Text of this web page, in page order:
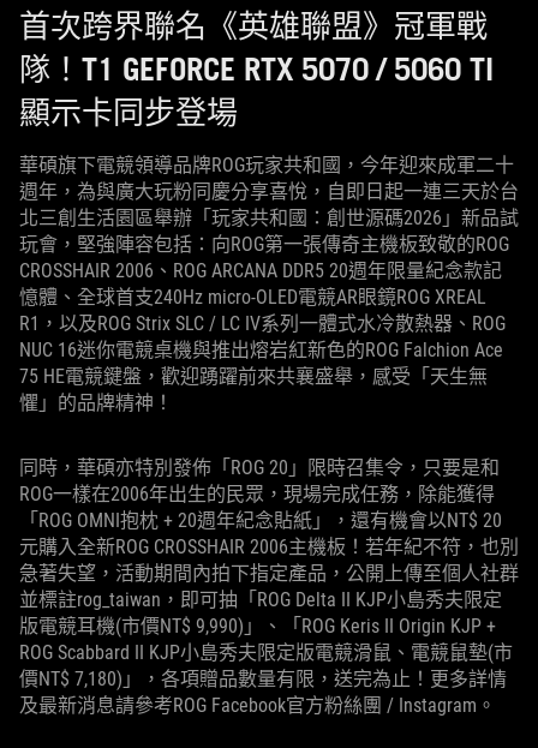
首次跨界聯名《英雄聯盟》冠軍戰
隊！T1 GEFORCE RTX 5070 / 5060 TI
顯示卡同步登場
華碩旗下電競領導品牌ROG玩家共和國，今年迎來成軍二十
週年，為與廣大玩粉同慶分享喜悅，自即日起一連三天於台
北三創生活園區舉辦「玩家共和國：創世源碼2026」新品試
玩會，堅強陣容包括：向ROG第一張傳奇主機板致敬的ROG
CROSSHAIR 2006、ROG ARCANA DDR5 20週年限量紀念款記
憶體、全球首支240Hz micro-OLED電競AR眼鏡ROG XREAL
R1，以及ROG Strix SLC / LC IV系列一體式水冷散熱器、ROG
NUC 16迷你電競桌機與推出熔岩紅新色的ROG Falchion Ace
75 HE電競鍵盤，歡迎踴躍前來共襄盛舉，感受「天生無
懼」的品牌精神！
同時，華碩亦特別發佈「ROG 20」限時召集令，只要是和
ROG一樣在2006年出生的民眾，現場完成任務，除能獲得
「ROG OMNI抱枕 + 20週年紀念貼紙」，還有機會以NT$ 20
元購入全新ROG CROSSHAIR 2006主機板！若年紀不符，也別
急著失望，活動期間內拍下指定產品，公開上傳至個人社群
並標註rog_taiwan，即可抽「ROG Delta II KJP小島秀夫限定
版電競耳機(市價NT$ 9,990)」、「ROG Keris II Origin KJP +
ROG Scabbard II KJP小島秀夫限定版電競滑鼠、電競鼠墊(市
價NT$ 7,180)」，各項贈品數量有限，送完為止！更多詳情
及最新消息請參考ROG Facebook官方粉絲團 / Instagram。